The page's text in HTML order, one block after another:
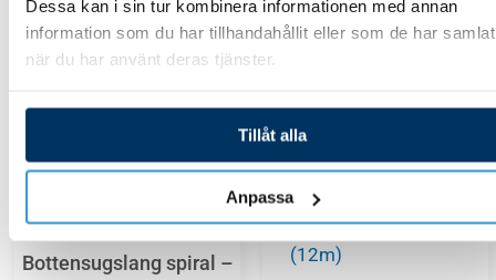
Dessa kan i sin tur kombinera informationen med annan
information som du har tillhandahållit eller som de har
när du har använt deras tjänster.
Tillåt alla
Anpassa
Poolvårdsutrustning
Bottensugslang spiral –
SLUT I LAGER